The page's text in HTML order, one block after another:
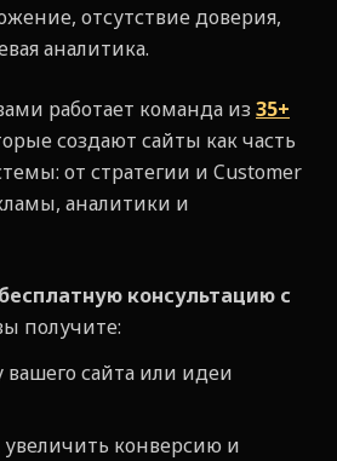
отсутствие доверия,
аналитика.
работает команда из 35+
создают сайты как часть
от стратегии и Customer
аналитики и
консультацию с
получите:
сайта или идеи
конверсию и